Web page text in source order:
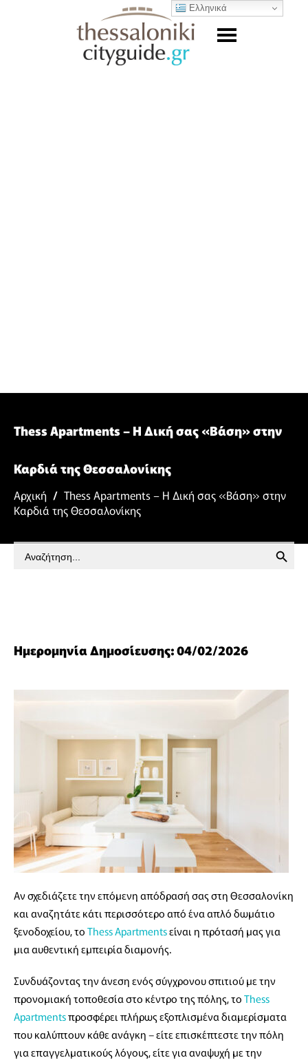
Thess Apartments – Η Δική σας «Βάση» στην
Καρδιά της Θεσσαλονίκης
Αρχική / Thess Apartments – Η Δική σας «Βάση» στην
Καρδιά της Θεσσαλονίκης
Search
for:
SEARCH BUTTON
Ημερομηνία Δημοσίευσης: 04/02/2026
Αν σχεδιάζετε την επόμενη απόδρασή σας στη Θεσσαλονίκη
και αναζητάτε κάτι περισσότερο από ένα απλό δωμάτιο
ξενοδοχείου, τοThess Apartmentsείναι η πρότασή μας για
μια αυθεντική εμπειρία διαμονής.
Συνδυάζοντας την άνεση ενός σύγχρονου σπιτιού με την
προνομιακή τοποθεσία στο κέντρο της πόλης, τοThess
Apartmentsπροσφέρει πλήρως εξοπλισμένα διαμερίσματα
που καλύπτουν κάθε ανάγκη – είτε επισκέπτεστε την πόλη
για επαγγελματικούς λόγους, είτε για αναψυχή με την
Ελληνικά